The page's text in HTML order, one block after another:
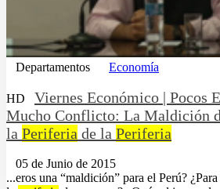
Departamentos Economía
HD
Viernes Económico | Pocos
Mucho Conflicto: La Maldición
la Periferia de la Periferia
05 de Junio de 2015
...eros una “maldición” para el Perú?